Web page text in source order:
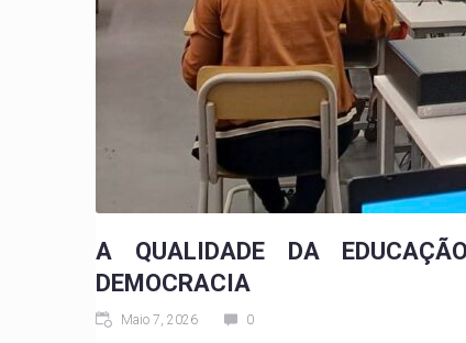
A QUALIDADE DA
DEMOCRACIA
Maio 7, 2026 0